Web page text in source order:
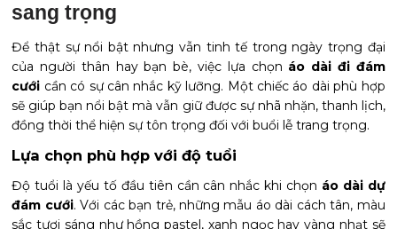
sang trọng
Để thật sự nổi bật nhưng vẫn tinh tế trong ngày trọng đại
của người thân hay bạn bè, việc lựa chọn áo dài đi đám
cưới cần có sự cân nhắc kỹ lưỡng. Một chiếc áo dài phù hợp
sẽ giúp bạn nổi bật mà vẫn giữ được sự nhã nhặn, thanh lịch,
đồng thời thể hiện sự tôn trọng đối với buổi lễ trang trọng.
Lựa chọn phù hợp với độ tuổi
Độ tuổi là yếu tố đầu tiên cần cân nhắc khi chọn áo dài dự
đám cưới. Với các bạn trẻ, những mẫu áo dài cách tân, màu
sắc tươi sáng như hồng pastel, xanh ngọc hay vàng nhạt sẽ